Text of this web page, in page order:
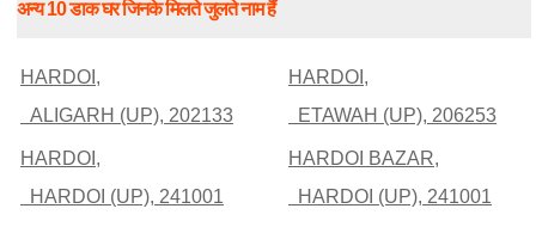
अन्य 10 डाक घर जिनके मिलते जुलते नाम हैं
HARDOI,
ALIGARH (UP), 202133
HARDOI,
ETAWAH (UP), 206253
HARDOI,
HARDOI (UP), 241001
HARDOI BAZAR,
HARDOI (UP), 241001